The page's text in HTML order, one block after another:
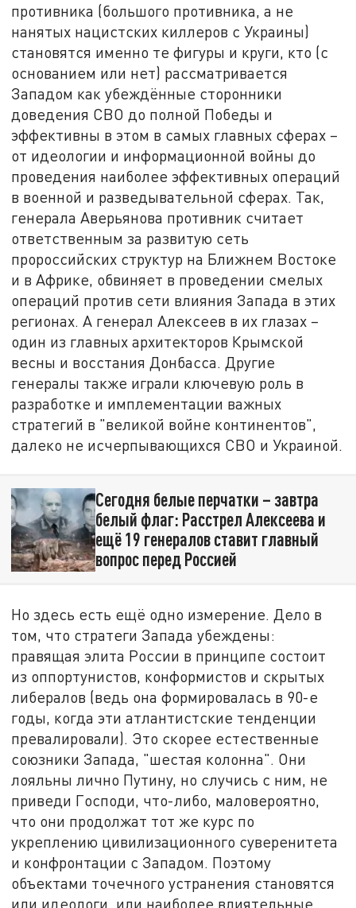
противника (большого противника, а не
нанятых нацистских киллеров с Украины)
становятся именно те фигуры и круги, кто (с
основанием или нет) рассматривается
Западом как убеждённые сторонники
доведения СВО до полной Победы и
эффективны в этом в самых главных сферах –
от идеологии и информационной войны до
проведения наиболее эффективных операций
в военной и разведывательной сферах. Так,
генерала Аверьянова противник считает
ответственным за развитую сеть
пророссийских структур на Ближнем Востоке
и в Африке, обвиняет в проведении смелых
операций против сети влияния Запада в этих
регионах. А генерал Алексеев в их глазах –
один из главных архитекторов Крымской
весны и восстания Донбасса. Другие
генералы также играли ключевую роль в
разработке и имплементации важных
стратегий в "великой войне континентов",
далеко не исчерпывающихся СВО и Украиной.
Сегодня белые перчатки – завтра
белый флаг: Расстрел Алексеева и
ещё 19 генералов ставит главный
вопрос перед Россией
Но здесь есть ещё одно измерение. Дело в
том, что стратеги Запада убеждены:
правящая элита России в принципе состоит
из оппортунистов, конформистов и скрытых
либералов (ведь она формировалась в 90-е
годы, когда эти атлантистские тенденции
превалировали). Это скорее естественные
союзники Запада, "шестая колонна". Они
лояльны лично Путину, но случись с ним, не
приведи Господи, что-либо, маловероятно,
что они продолжат тот же курс по
укреплению цивилизационного суверенитета
и конфронтации с Западом. Поэтому
объектами точечного устранения становятся
или идеологи, или наиболее влиятельные